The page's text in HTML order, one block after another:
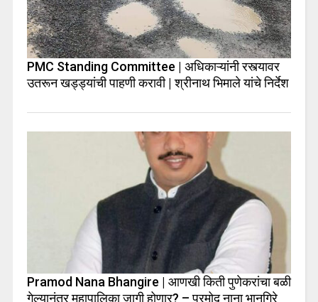
PMC Standing Committee | अधिकाऱ्यांनी रस्त्यावर
उतरून खड्ड्यांची पाहणी करावी | श्रीनाथ भिमाले यांचे निर्देश
Pramod Nana Bhangire | आणखी किती पुणेकरांचा बळी
गेल्यानंतर महापालिका जागी होणार? – प्रमोद नाना भानगिरे